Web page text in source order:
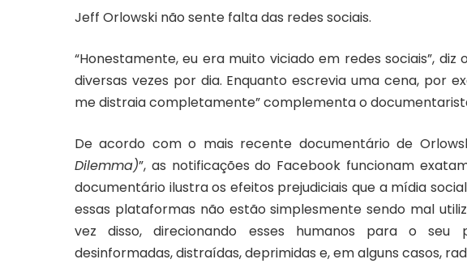
Jeff Orlowski não sente falta das redes sociais.
“Honestamente, eu era muito viciado em redes sociais”, diz
diversas vezes por dia. Enquanto escrevia uma cena, por
me distraia completamente” complementa o
De acordo com o mais recente documentário de
Dilemma)”, as notificações do Facebook funcionam
documentário ilustra os efeitos prejudiciais que a mídia
essas plataformas não estão simplesmente sendo mal
vez disso, direcionando esses humanos para o seu
desinformadas, distraídas, deprimidas e, em alguns casos,